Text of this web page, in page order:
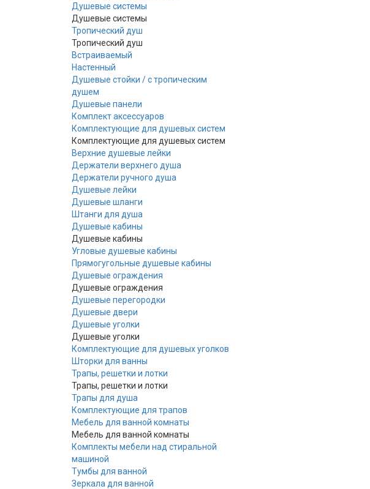
Душевые системы
Душевые системы
Тропический душ
Тропический душ
Встраиваемый
Настенный
Душевые стойки / с тропическим
душем
Душевые панели
Комплект аксессуаров
Комплектующие для душевых систем
Комплектующие для душевых систем
Верхние душевые лейки
Держатели верхнего душа
Держатели ручного душа
Душевые лейки
Душевые шланги
Штанги для душа
Душевые кабины
Душевые кабины
Угловые душевые кабины
Прямогугольные душевые кабины
Душевые ограждения
Душевые ограждения
Душевые перегородки
Душевые двери
Душевые уголки
Душевые уголки
Комплектующие для душевых уголков
Шторки для ванны
Трапы, решетки и лотки
Трапы, решетки и лотки
Трапы для душа
Комплектующие для трапов
Мебель для ванной комнаты
Мебель для ванной комнаты
Комплекты мебели над стиральной
машиной
Тумбы для ванной
Зеркала для ванной